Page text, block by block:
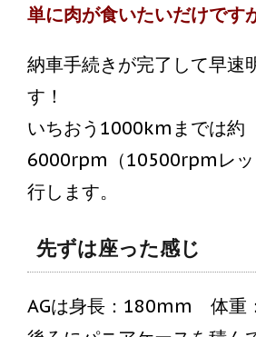
単に肉が食いたいだけです
納車手続きが完了して早速
す！
いちおう1000kmまでは約
6000rpm（10500rpmレッ
行します。
先ずは座った感じ
AGは身長：180mm 体重